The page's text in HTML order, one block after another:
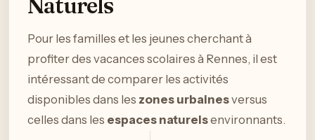
Pour les familles et les jeunes cherchant à
profiter des vacances scolaires à Rennes, il est
intéressant de comparer les activités
disponibles dans les zones urbainesversus
celles dans les espaces naturelsenvironnants.